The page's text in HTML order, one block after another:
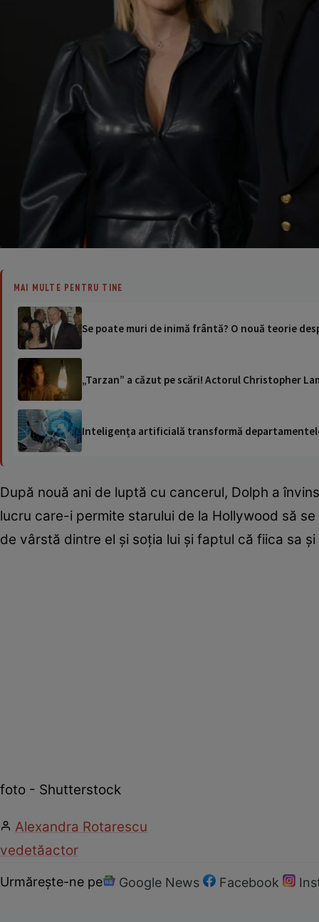
MAI MULTE PENTRU TINE
Se poate muri de inimă frântă? O nouă teorie
„Tarzan” a căzut pe scări! Actorul Christopher
Inteligența artificială transformă
După nouă ani de luptă cu cancerul, Dolph a
lucru care-i permite starului de la Hollywood să
de vârstă dintre el și soția lui și faptul că fiica sa
foto - Shutterstock
Alexandra Rotarescu
vedetăactor
Urmărește-ne pe Google News Facebook